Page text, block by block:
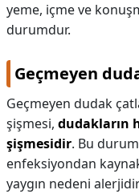
yeme, içme ve
durumdur.
Geçmeyen
Geçmeyen dudak
şişmesi, dudakların
şişmesidir. Bu
enfeksiyondan
yaygın nedeni